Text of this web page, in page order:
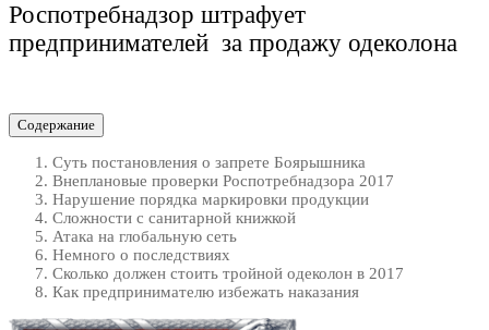
Роспотребнадзор штрафует
предпринимателей за продажу одеколона
Содержание
Суть постановления о запрете Боярышника
Внеплановые проверки Роспотребнадзора 2017
Нарушение порядка маркировки продукции
Сложности с санитарной книжкой
Атака на глобальную сеть
Немного о последствиях
Сколько должен стоить тройной одеколон в 2017
Как предпринимателю избежать наказания